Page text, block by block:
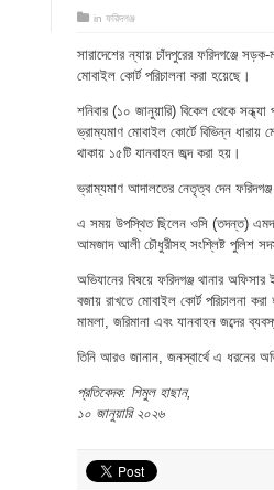
in ফরিদগঞ্জ
সারাদেশের ন্যায় চাঁদপুরের ফরিদগঞ্জে
মোবাইল কোর্ট পরিচালনা করা হয়েছে।
শনিবার (১০ জানুয়ারি) বিকেল থেকে
ভ্রাম্যমাণ মোবাইল কোর্টে বিভিন্ন
থাকায় ১৫টি যানবাহন জব্দ করা হয়।
ভ্রাম্যমাণ আদালতের নেতৃত্ব দেন
এ সময় উপস্থিত ছিলেন ওসি (তদন্ত)
আমজাদ আলী চৌধুরীসহ সংশ্লিষ্ট পুলিশ
অভিযানের বিষয়ে ফরিদগঞ্জ থানার
বজায় রাখতে মোবাইল কোর্ট পরিচালনা
মামলা, জরিমানা এবং যানবাহন জব্দের
তিনি আরও জানান, জনস্বার্থে এ ধরনের
প্রতিবেদক: শিমুল হাছান,
১০ জানুয়ারি ২০২৬